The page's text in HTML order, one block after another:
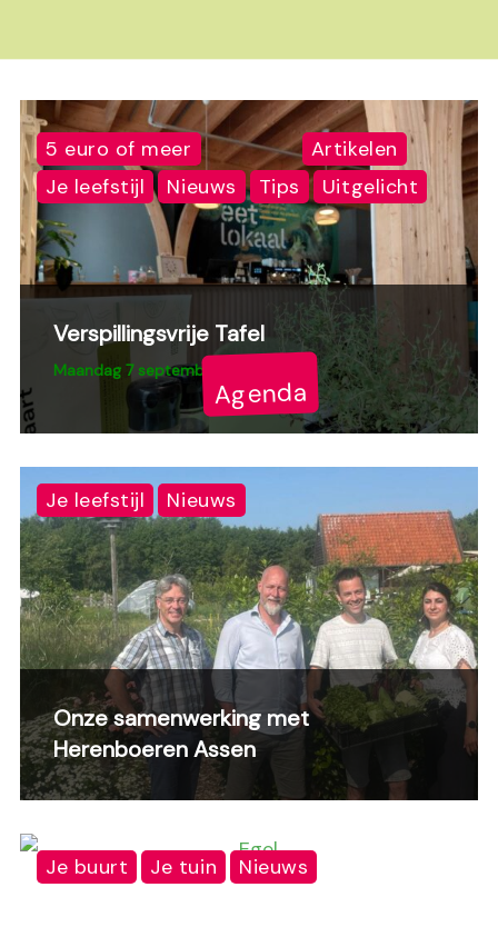
5 euro of meer
Agenda
Artikelen
Je leefstijl
Nieuws Tips Uitgelicht
Verspillingsvrije Tafel
Maandag 7 september 12:30 – 13:30
Je leefstijl Nieuws
Onze samenwerking met
Herenboeren Assen
Je buurt Je tuin Nieuws